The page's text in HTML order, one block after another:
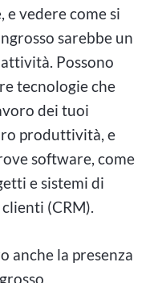
e vedere come si
sarebbe un
Possono
tecnologie che
dei tuoi
produttività, e
software, come
e sistemi di
(CRM).
anche la presenza